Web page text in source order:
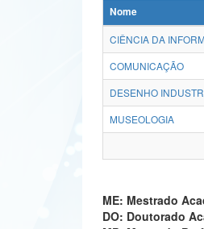
Nome
CIÊNCIA DA
COMUNICAÇÃO
DESENHO
MUSEOLOGIA
ME: Mestrado
DO: Doutorado